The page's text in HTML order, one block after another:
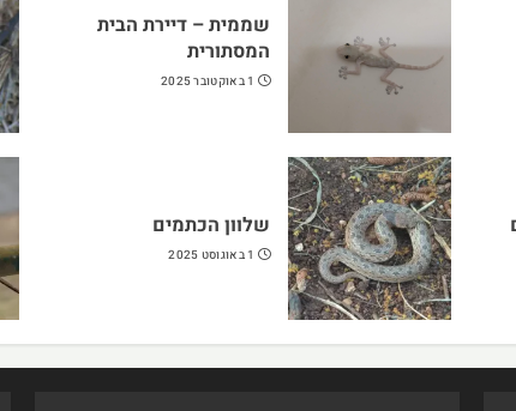
שממית – דיירת הבית
המסתורית
1 באוקטובר 2025
שלוון הכתמים
1 באוגוסט 2025